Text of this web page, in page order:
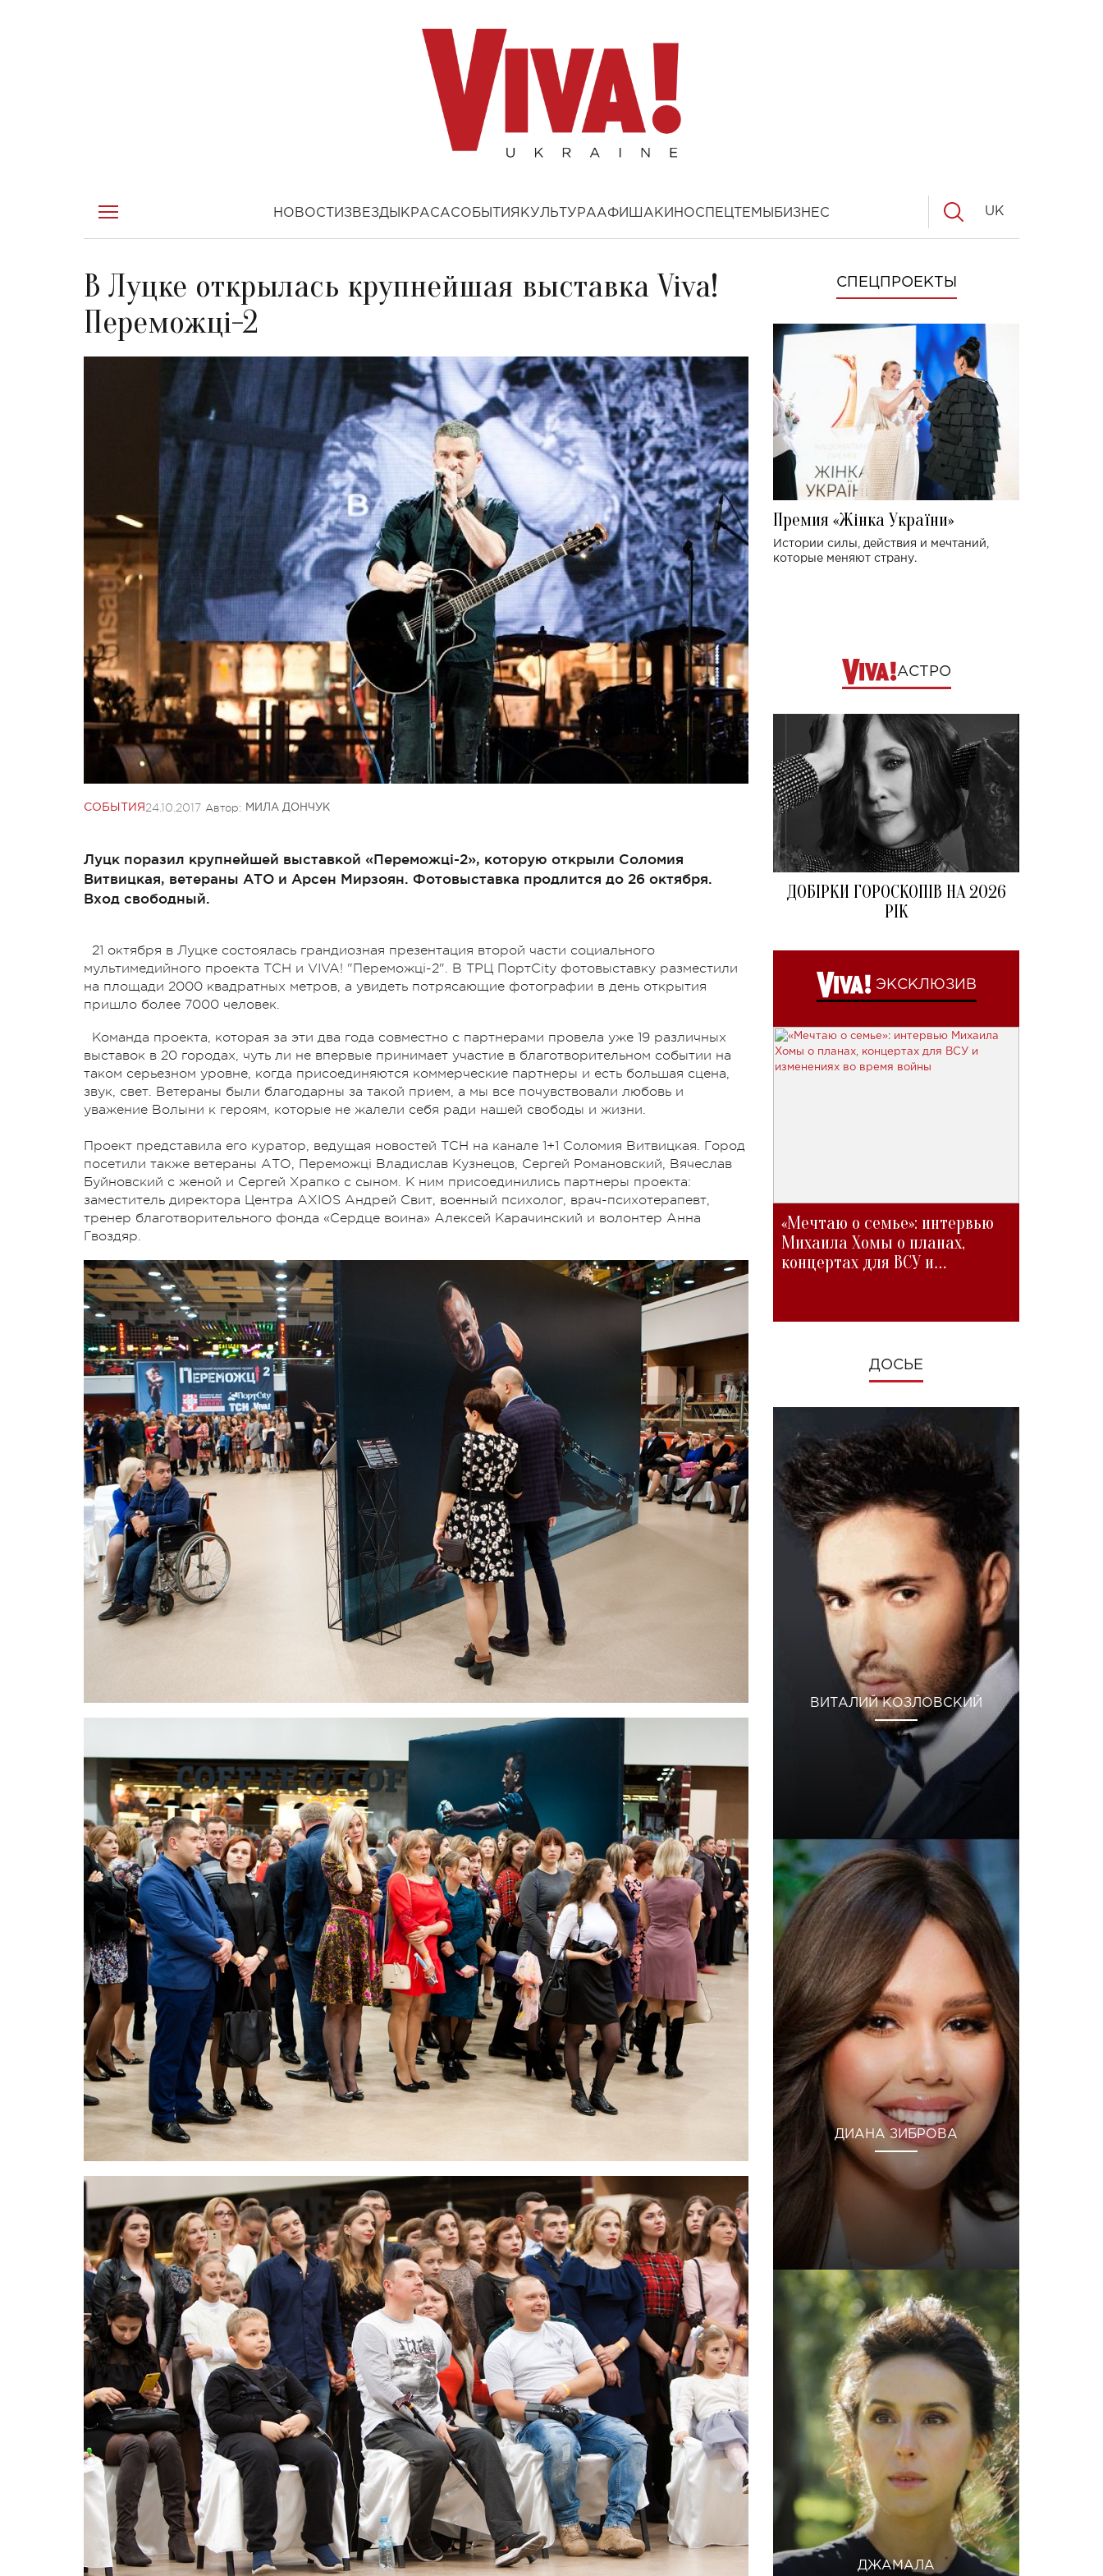
НОВОСТИ ЗВЕЗДЫ КРАСАСОБЫТИЯ КУЛЬТУРААФИША КИНОСПЕЦТЕМЫ БИЗНЕС UK
В Луцке открылась крупнейшая выставка Viva!
Переможці-2
СОБЫТИЯ 24.10.2017 Автор: МИЛА ДОНЧУК
Луцк поразил крупнейшей выставкой «Переможці-2», которую открыли Соломия
Витвицкая, ветераны АТО и Арсен Мирзоян. Фотовыставка продлится до 26 октября.
Вход свободный.
21 октября в Луцке состоялась грандиозная презентация второй части социального
мультимедийного проекта ТСН и VIVA! "Переможці-2". В ТРЦ ПортCity фотовыставку разместили
на площади 2000 квадратных метров, а увидеть потрясающие фотографии в день открытия
пришло более 7000 человек.
Команда проекта, которая за эти два года совместно с партнерами провела уже 19 различных
выставок в 20 городах, чуть ли не впервые принимает участие в благотворительном событии на
таком серьезном уровне, когда присоединяются коммерческие партнеры и есть большая сцена,
звук, свет. Ветераны были благодарны за такой прием, а мы все почувствовали любовь и
уважение Волыни к героям, которые не жалели себя ради нашей свободы и жизни.
Проект представила его куратор, ведущая новостей ТСН на канале 1+1 Соломия Витвицкая. Город
посетили также ветераны АТО, Переможці Владислав Кузнецов, Сергей Романовский, Вячеслав
Буйновский с женой и Сергей Храпко с сыном. К ним присоединились партнеры проекта:
заместитель директора Центра AXIOS Андрей Свит, военный психолог, врач-психотерапевт,
тренер благотворительного фонда «Сердце воина» Алексей Карачинский и волонтер Анна
Гвоздяр.
СПЕЦПРОЕКТЫ
Премия «Жінка України»
Истории силы, действия и мечтаний,
которые меняют страну.
АСТРО
ДОБІРКИ ГОРОСКОПІВ НА 2026
РІК
ЭКСКЛЮЗИВ
«Мечтаю о семье»: интервью
Михаила Хомы о планах,
концертах для ВСУ и
ДОСЬЕ
ВИТАЛИЙ КОЗЛОВСКИЙ
ДИАНА ЗИБРОВА
ДЖАМАЛА